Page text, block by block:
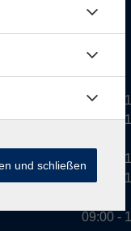
09:00 -
13:00 -
10:00 -
13:00 -
09:00 -
und schließen